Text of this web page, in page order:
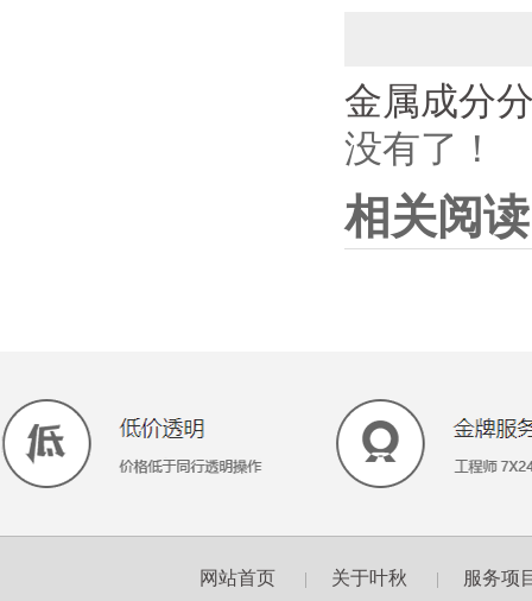
金属成分
没有了！
相关阅读
网站首页 关于叶秋 服务项